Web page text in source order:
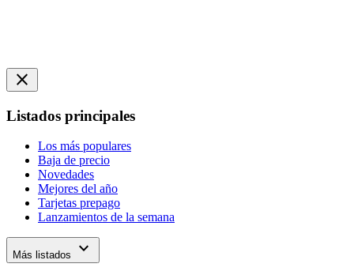
close
Listados principales
Los más populares
Baja de precio
Novedades
Mejores del año
Tarjetas prepago
Lanzamientos de la semana
Más listados expand_more